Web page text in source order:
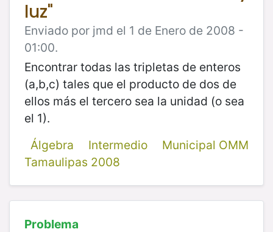
luz"
Enviado por jmd el 1 de Enero de 2008 -
01:00.
Encontrar todas las tripletas de enteros
(a,b,c) tales que el producto de dos de
ellos más el tercero sea la unidad (o sea
el 1).
Álgebra
Intermedio
Municipal OMM
Tamaulipas 2008
Problema